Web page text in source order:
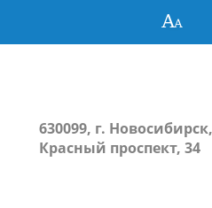
630099, г. Новосибирск,
Красный проспект, 34